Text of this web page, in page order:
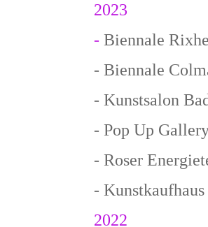
2023
- Biennale
- Biennale
- Kunstsalon
- Pop Up
- Roser
-
2022